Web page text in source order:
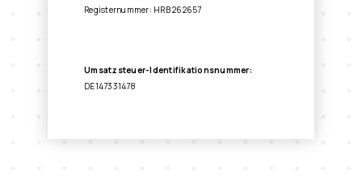
Registernummer: HRB 262657
Umsatzsteuer-Identifikationsnummer:
DE147331478